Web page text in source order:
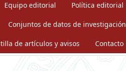
Equipo editorial Política editorial
Conjuntos de datos de investigación
de artículos y avisos Contacto